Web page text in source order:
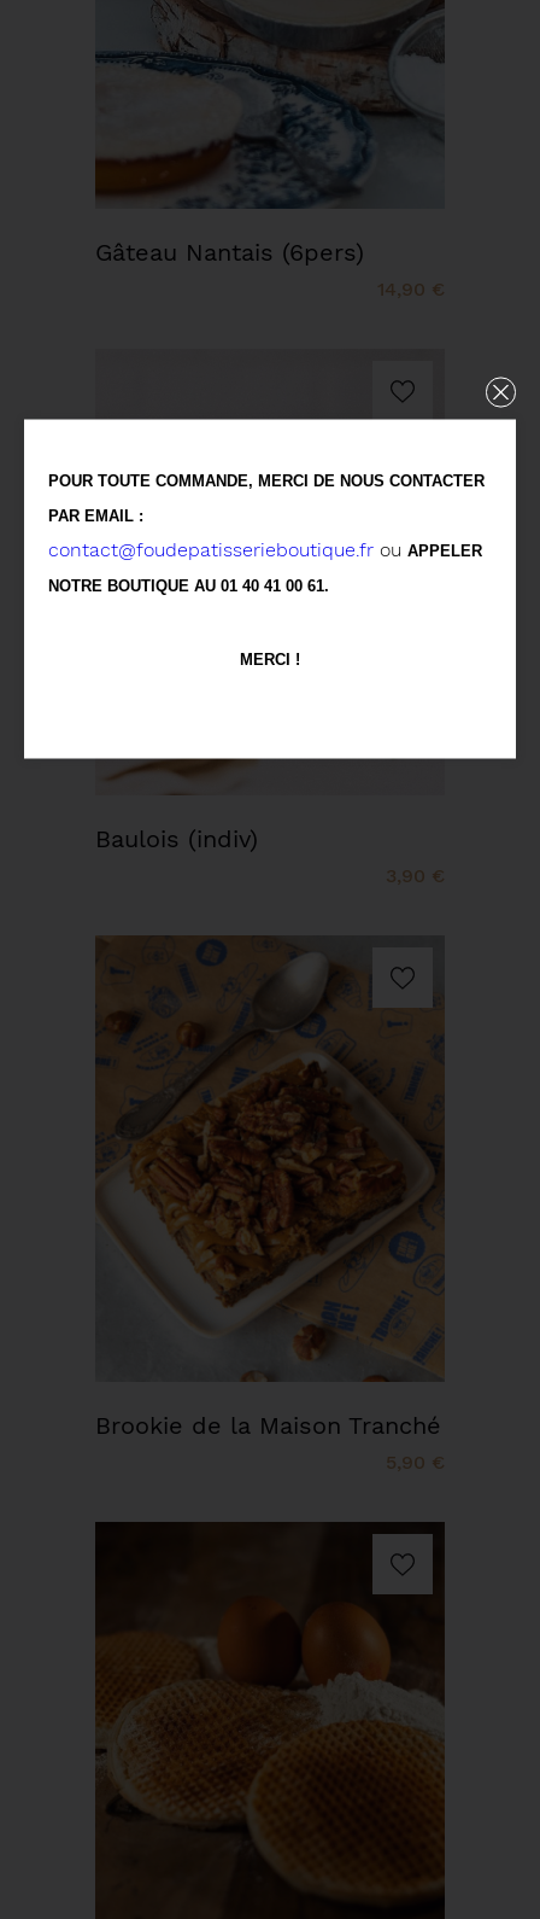
POUR TOUTE COMMANDE, MERCI DE NOUS CONTACTER
PAR EMAIL :
contact@foudepatisserieboutique.fr ou APPELER
NOTRE BOUTIQUE AU 01 40 41 00 61.
MERCI !
Gâteau Nantais (6pers)
14,90 €
Baulois (indiv)
3,90 €
Brookie de la Maison Tranché
5,90 €